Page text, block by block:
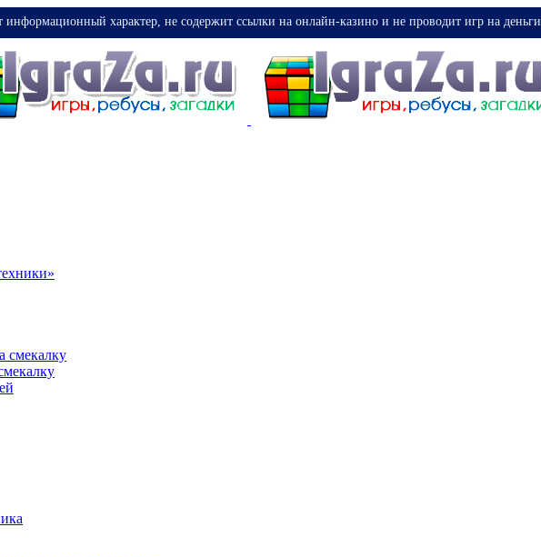
характер, не содержит ссылки на онлайн-казино и не проводит игр на деньги
смекалку